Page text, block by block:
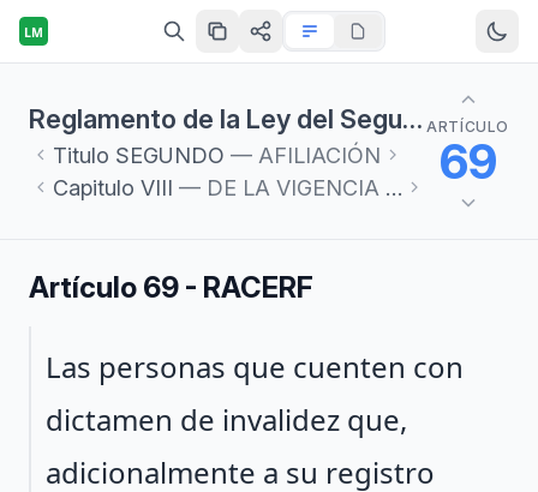
LM
Reglamento de la Ley del Seguro Social en materia de Afiliación, Clasificación de Empresas, Recaudación y Fiscalización
Titulo SEGUNDO — AFILIACIÓN
Capitulo VIII — DE LA VIGENCIA DE DERECHOS
ARTÍCULO
69
Artículo 69 - RACERF
Párrafo 1
Las personas que cuenten con
dictamen de invalidez que,
adicionalmente a su registro